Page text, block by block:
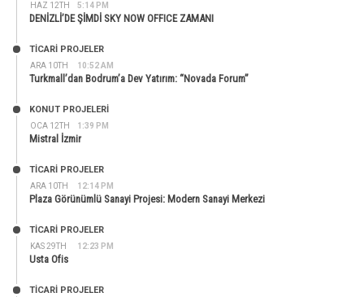
HAZ 12TH 5:14 PM
DENİZLİ’DE ŞİMDİ SKY NOW OFFICE ZAMANI
ARA 10TH 10:52 AM
TİCARİ PROJELER
Turkmall’dan Bodrum’a Dev Yatırım: “Novada Forum”
OCA 12TH 1:39 PM
KONUT PROJELERI
Mistral İzmir
ARA 10TH 12:14 PM
TİCARİ PROJELER
Plaza Görünümlü Sanayi Projesi: Modern Sanayi Merkezi
KAS 29TH 12:23 PM
TİCARİ PROJELER
Usta Ofis
TİCARİ PROJELER